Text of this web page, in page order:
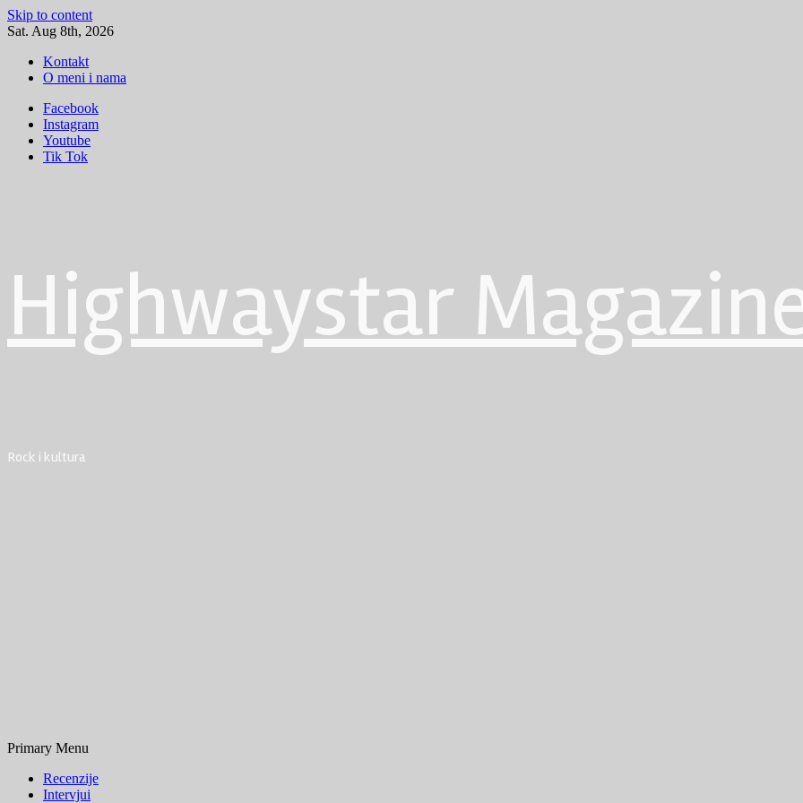
Skip to content
Sat. Aug 8th, 2026
Kontakt
O meni i nama
Facebook
Instagram
Youtube
Tik Tok
Highwaystar
Rock i kultura
Primary Menu
Recenzije
Intervjui